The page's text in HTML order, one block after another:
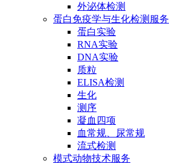
外泌体检测
蛋白免疫学与生化检测服务
蛋白实验
RNA实验
DNA实验
质粒
ELISA检测
生化
测序
凝血四项
血常规、尿常规
流式检测
模式动物技术服务